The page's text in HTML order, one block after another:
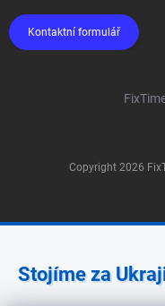
Kontaktní formulář
Copyright 2026
Stojíme za